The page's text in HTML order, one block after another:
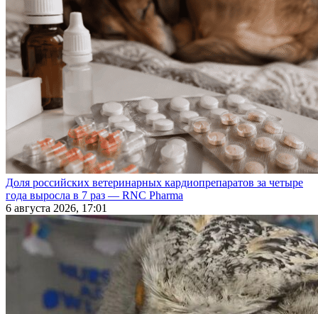
Доля российских ветеринарных кардиопрепаратов за четыре
года выросла в 7 раз — RNC Pharma
6 августа 2026, 17:01